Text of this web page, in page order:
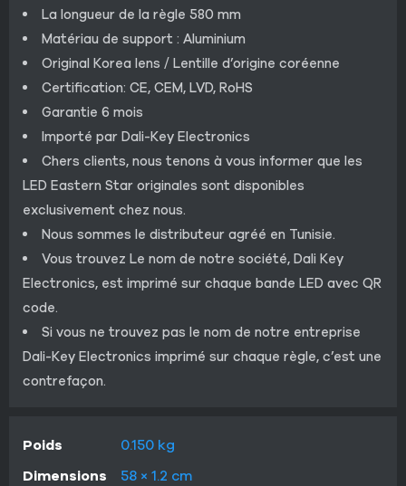
La longueur de la règle 580 mm
Matériau de support : Aluminium
Original Korea lens / Lentille d’origine coréenne
Certification: CE, CEM, LVD, RoHS
Garantie 6 mois
Importé par Dali-Key Electronics
Chers clients, nous tenons à vous informer que les
LED Eastern Star originales sont disponibles
exclusivement chez nous.
Nous sommes le distributeur agréé en Tunisie.
Vous trouvez Le nom de notre société, Dali Key
Electronics, est imprimé sur chaque bande LED avec QR
code.
Si vous ne trouvez pas le nom de notre entreprise
Dali-Key Electronics imprimé sur chaque règle, c’est une
contrefaçon.
Poids
0.150 kg
Dimensions
58 × 1.2 cm